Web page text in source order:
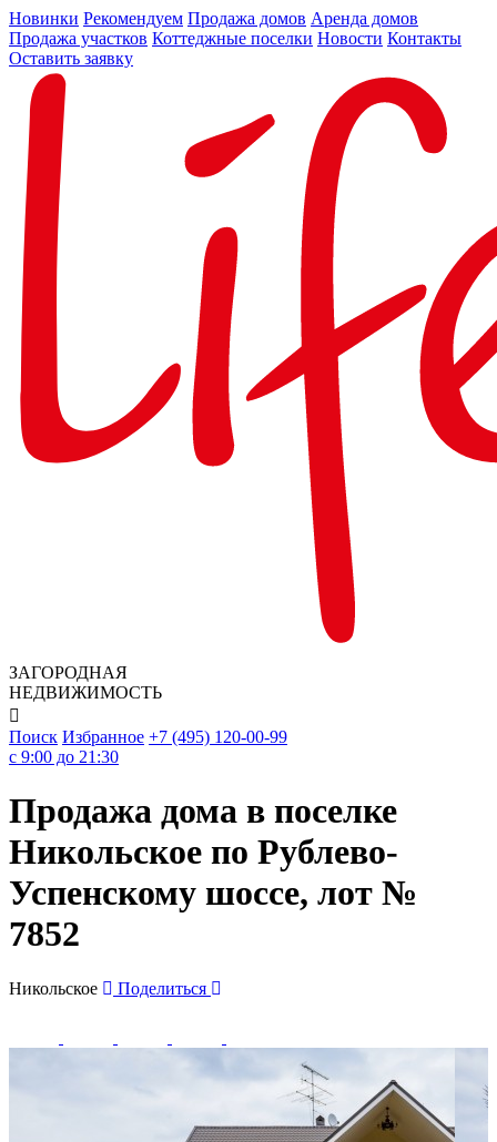
Новинки Рекомендуем Продажа домов Аренда домов
Продажа участков Коттеджные поселки Новости Контакты
Оставить заявку
ЗАГОРОДНАЯ
НЕДВИЖИМОСТЬ

Поиск Избранное +7 (495) 120-00-99
c 9:00 до 21:30
Продажа дома в поселке
Никольское по Рублево-
Успенскому шоссе, лот №
7852
Никольское Поделиться